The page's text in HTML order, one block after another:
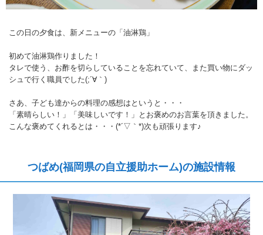
この日の夕食は、新メニューの「油淋鶏」
初めて油淋鶏作りました！
タレで使う、お酢を切らしていることを忘れていて、また買い物にダッ
シュで行く職員でした(;´∀｀)
さあ、子ども達からの料理の感想はというと・・・
「素晴らしい！」「美味しいです！」とお褒めのお言葉を頂きました。
こんな褒めてくれるとは・・・(*´▽｀*)次も頑張ります♪
つばめ(福岡県の自立援助ホーム)の施設情報